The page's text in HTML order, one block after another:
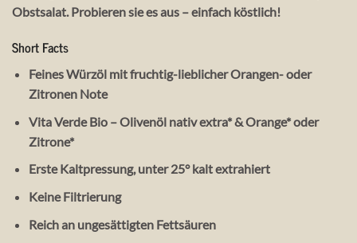
Obstsalat. Probieren sie es aus – einfach köstlich!
Short Facts
Feines Würzöl mit fruchtig-lieblicher Orangen- oder
Zitronen Note
Vita Verde Bio – Olivenöl nativ extra* & Orange* oder
Zitrone*
Erste Kaltpressung, unter 25° kalt extrahiert
Keine Filtrierung
Reich an ungesättigten Fettsäuren